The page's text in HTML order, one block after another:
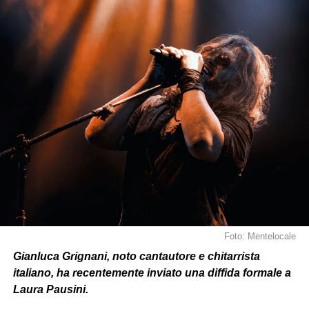
alimentando ancora di più le discussioni
La rapidità con cui la storia è stata cancellata ha
lasciato molti interrogativi
:è stato un ripensamento?
Un momento di rabbia
a caldo?Oforseil desiderio di
lanciare un messaggiofortesenza lasciarloonline
a lungo?
Foto: Mentelocale
Gianluca Grignani, noto cantautore e chitarrista
italiano, ha recentemente inviato una diffida formale a
Laura Pausini.